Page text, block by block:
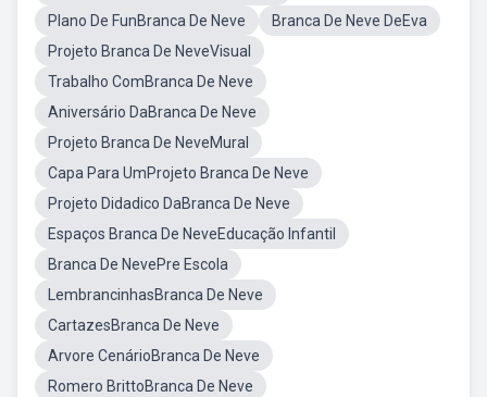
Plano De FunBranca De Neve
Branca De Neve DeEva
Projeto Branca De NeveVisual
Trabalho ComBranca De Neve
Aniversário DaBranca De Neve
Projeto Branca De NeveMural
Capa Para UmProjeto Branca De Neve
Projeto Didadico DaBranca De Neve
Espaços Branca De NeveEducação Infantil
Branca De NevePre Escola
LembrancinhasBranca De Neve
CartazesBranca De Neve
Arvore CenárioBranca De Neve
Romero BrittoBranca De Neve